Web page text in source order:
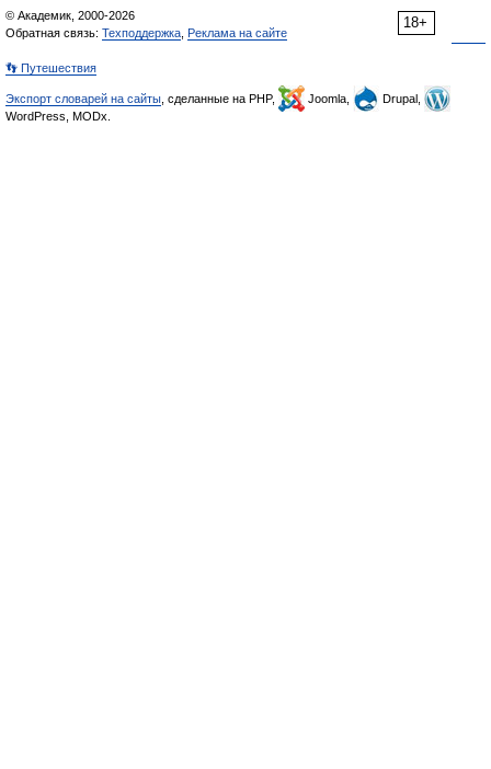
18+
© Академик, 2000-2026
Обратная связь: Техподдержка Реклама на сайте
👣 Путешествия
Экспорт словарей на сайты , сделанные на PHP, Joomla,
Drupal,
WordPress, MODx.